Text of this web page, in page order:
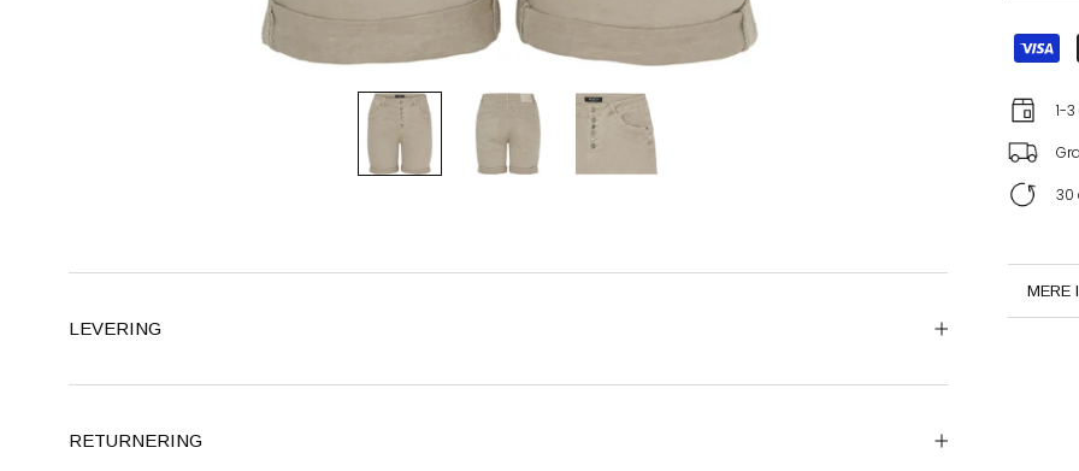
1-
30
MERE
SE
LEVERING
RETURNERING